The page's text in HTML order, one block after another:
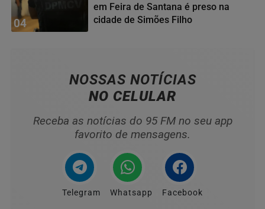
04
em Feira de Santana é preso na
cidade de Simões Filho
NOSSAS NOTÍCIAS
NO CELULAR
Receba as notícias do 95 FM no seu app
favorito de mensagens.
Telegram Whatsapp Facebook